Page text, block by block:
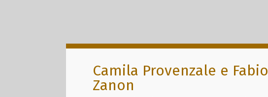
Camila Provenzale e Fabio
Zanon